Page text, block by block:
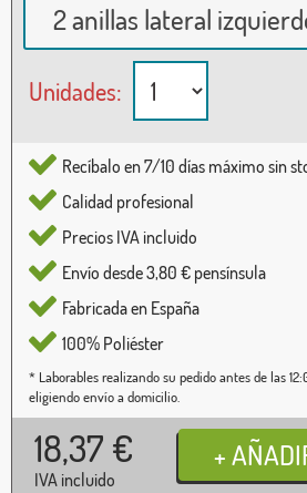
2 anillas lateral
Unidades:
Recíbalo en 7/10 días máximo sin
Calidad profesional
Precios IVA incluido
Envío desde 3,80 € pensínsula
Fabricada en España
100% Poliéster
* Laborables realizando su pedido antes de las
eligiendo envío a domicilio.
18,37 €
IVA incluido